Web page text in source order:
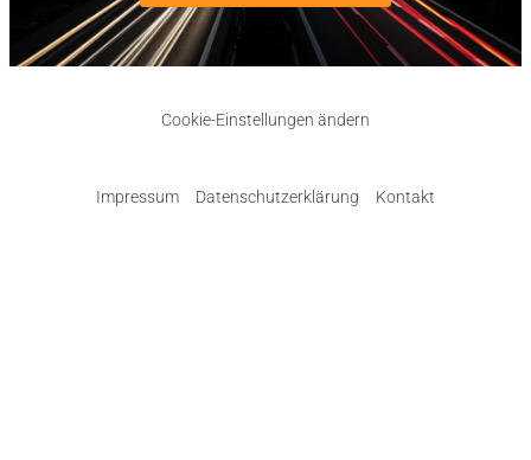
Cookie-Einstellungen ändern
Impressum Datenschutzerklärung Kontakt